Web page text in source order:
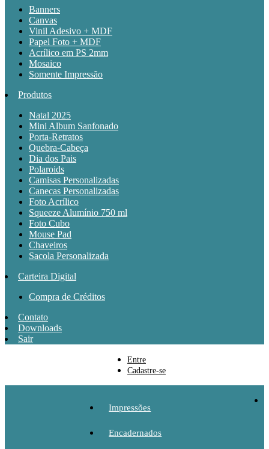
Banners
Canvas
Vinil Adesivo + MDF
Papel Foto + MDF
Acrílico em PS 2mm
Mosaico
Somente Impressão
Produtos
Natal 2025
Mini Album Sanfonado
Porta-Retratos
Quebra-Cabeça
Dia dos Pais
Polaroids
Camisas Personalizadas
Canecas Personalizadas
Foto Acrílico
Squeeze Alumínio 750 ml
Foto Cubo
Mouse Pad
Chaveiros
Sacola Personalizada
Carteira Digital
Compra de Créditos
Contato
Downloads
Sair
Entre
Cadastre-se
Impressões
Encadernados